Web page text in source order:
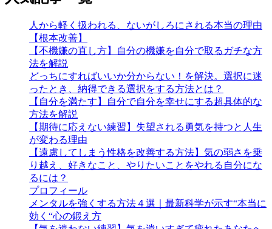
人から軽く扱われる、ないがしろにされる本当の理由
【根本改善】
【不機嫌の直し方】自分の機嫌を自分で取るガチな方
法を解説
どっちにすればいいか分からない！を解決。選択に迷
ったとき、納得できる選択をする方法とは？
【自分を満たす】自分で自分を幸せにする超具体的な
方法を解説
【期待に応えない練習】失望される勇気を持つと人生
が変わる理由
【遠慮してしまう性格を改善する方法】気の弱さを乗
り越え、好きなこと、やりたいことをやれる自分にな
るには？
プロフィール
メンタルを強くする方法４選｜最新科学が示す“本当に
効く“心の鍛え方